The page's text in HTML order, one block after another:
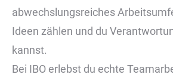
abwechslungsreiches
Ideen zählen und du
kannst.
Bei IBO erlebst du echte